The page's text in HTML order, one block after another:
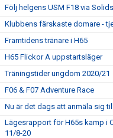
Följ helgens USM F18 via
Klubbens färskaste domare -
Framtidens tränare i H65
H65 Flickor A uppstartsläger
Träningstider ungdom 2020/21
F06 & F07 Adventure Race
Nu är det dags att anmäla sig
Lägesrapport för H65s kamp i
11/8-20